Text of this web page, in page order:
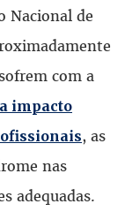
Nacional de
com a
impacto
, as
nas
adequadas.